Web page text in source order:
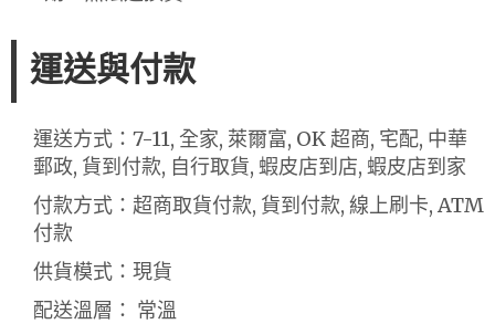
運送與付款
運送方式：7-11, 全家, 萊爾富, OK 超商, 宅配, 中華
郵政, 貨到付款, 自行取貨, 蝦皮店到店, 蝦皮店到家
付款方式：超商取貨付款, 貨到付款, 線上刷卡, ATM
付款
供貨模式：現貨
配送溫層： 常溫